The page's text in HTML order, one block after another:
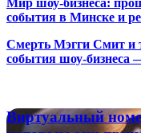
Мир шоу-бизнеса:
события в Минске и
Смерть Мэгги Смит и
события шоу-бизнеса
Виртуальный
номер
Виртуальный